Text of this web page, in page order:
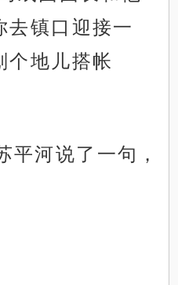
去镇口迎接一
个地儿搭帐
平河说了一句，